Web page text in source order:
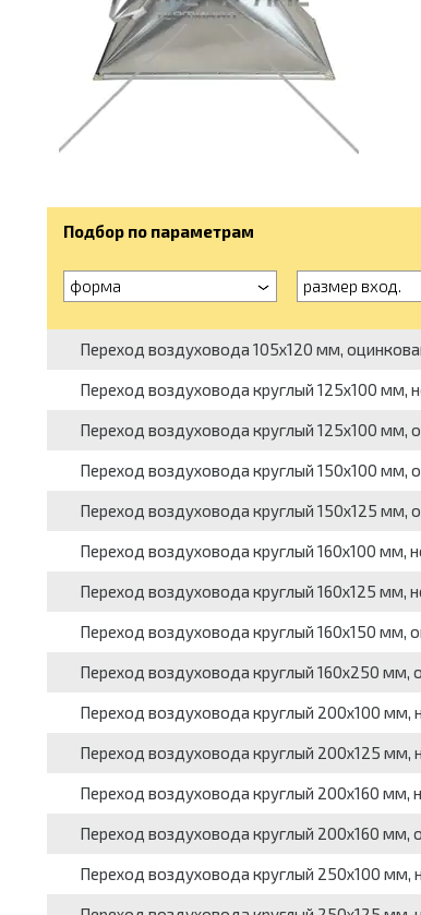
Подбор по параметрам
форма размер вход.
Переход воздуховода 105x120 мм,
Переход воздуховода круглый 125x100 мм,
Переход воздуховода круглый 125x100 мм,
Переход воздуховода круглый 150x100 мм,
Переход воздуховода круглый 150x125 мм,
Переход воздуховода круглый 160x100 мм,
Переход воздуховода круглый 160x125 мм,
Переход воздуховода круглый 160x150 мм,
Переход воздуховода круглый 160x250 мм,
Переход воздуховода круглый 200x100
Переход воздуховода круглый 200x125
Переход воздуховода круглый 200x160
Переход воздуховода круглый 200x160 мм,
Переход воздуховода круглый 250x100